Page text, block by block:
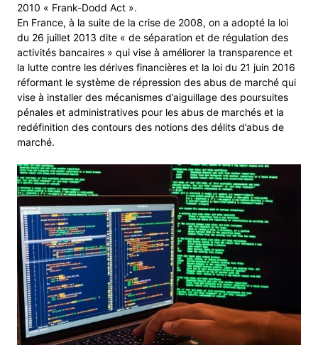
2010 « Frank-Dodd Act ».
En France, à la suite de la crise de 2008, on a adopté la loi
du 26 juillet 2013 dite « de séparation et de régulation des
activités bancaires » qui vise à améliorer la transparence et
la lutte contre les dérives financières et la loi du 21 juin 2016
réformant le système de répression des abus de marché qui
vise à installer des mécanismes d’aiguillage des poursuites
pénales et administratives pour les abus de marchés et la
redéfinition des contours des notions des délits d’abus de
marché.